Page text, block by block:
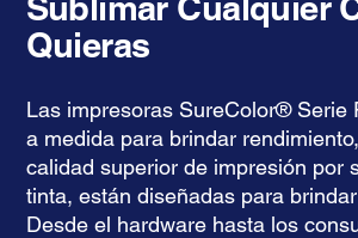
Quieras
Las impresoras SureColor® Serie
a medida para brindar
calidad superior de impresión por
tinta, están diseñadas para
Desde el hardware hasta los